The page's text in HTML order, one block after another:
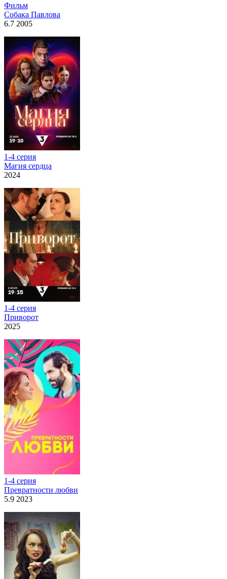
Фильм
Собака Павлова
6.7 2005
1-4 серия
Магия сердца
2024
1-4 серия
Приворот
2025
1-4 серия
Превратности любви
5.9 2023